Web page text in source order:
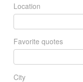
Location
Favorite quotes
City